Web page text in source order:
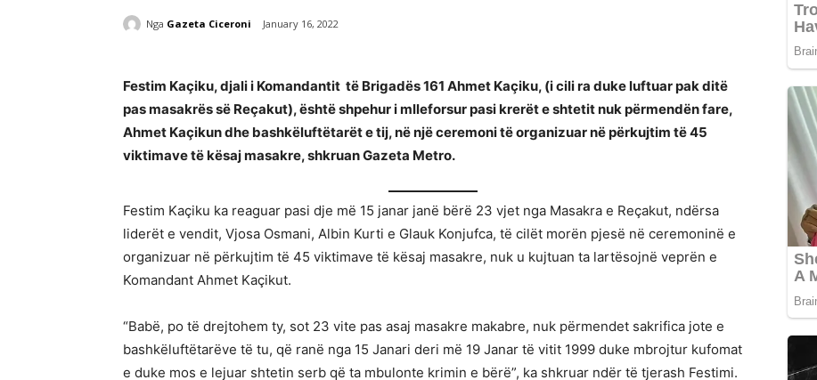
Nga Gazeta Ciceroni January 16, 2022
Festim Kaçiku, djali i Komandantit të Brigadës 161 Ahmet Kaçiku, (i cili ra duke luftuar pak ditë
pas masakrës së Reçakut), është shpehur i mlleforsur pasi krerët e shtetit nuk përmendën fare,
Ahmet Kaçikun dhe bashkëluftëtarët e tij, në një ceremoni të organizuar në përkujtim të 45
viktimave të kësaj masakre, shkruan Gazeta Metro.
Festim Kaçiku ka reaguar pasi dje më 15 janar janë bërë 23 vjet nga Masakra e Reçakut, ndërsa
liderët e vendit, Vjosa Osmani, Albin Kurti e Glauk Konjufca, të cilët morën pjesë në ceremoninë e
organizuar në përkujtim të 45 viktimave të kësaj masakre, nuk u kujtuan ta lartësojnë veprën e
Komandant Ahmet Kaçikut.
“Babë, po të drejtohem ty, sot 23 vite pas asaj masakre makabre, nuk përmendet sakrifica jote e
bashkëluftëtarëve të tu, që ranë nga 15 Janari deri më 19 Janar të vitit 1999 duke mbrojtur kufomat
e duke mos e lejuar shtetin serb që ta mbulonte krimin e bërë”, ka shkruar ndër të tjerash Festimi.